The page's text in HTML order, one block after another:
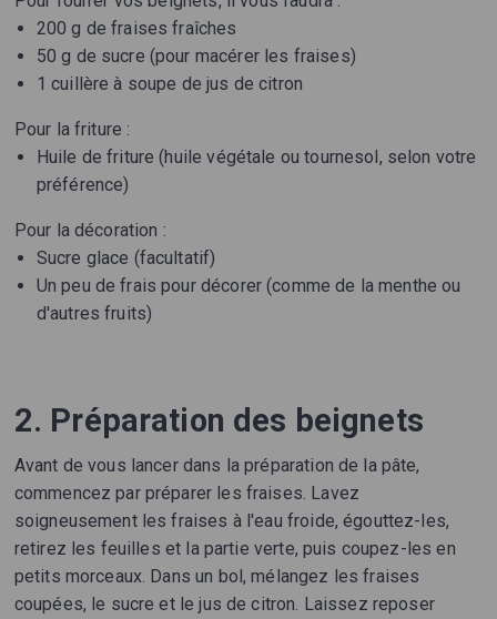
200 g de fraises fraîches
50 g de sucre (pour macérer les fraises)
1 cuillère à soupe de jus de citron
Pour la friture :
Huile de friture (huile végétale ou tournesol, selon votre
préférence)
Pour la décoration :
Sucre glace (facultatif)
Un peu de frais pour décorer (comme de la menthe ou
d'autres fruits)
2. Préparation des beignets
Avant de vous lancer dans la préparation de la pâte,
commencez par préparer les fraises. Lavez
soigneusement les fraises à l'eau froide, égouttez-les,
retirez les feuilles et la partie verte, puis coupez-les en
petits morceaux. Dans un bol, mélangez les fraises
coupées, le sucre et le jus de citron. Laissez reposer